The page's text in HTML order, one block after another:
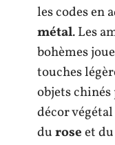
les codes en
métal. Les
bohèmes
touches
objets
décor
duroseet du